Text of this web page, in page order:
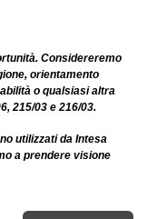
Considereremo
orientamento
o qualsiasi altra
215/03 e 216/03.
utilizzati da Intesa
a prendere visione